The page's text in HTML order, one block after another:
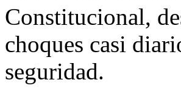
Constitucional,
choques casi
seguridad.